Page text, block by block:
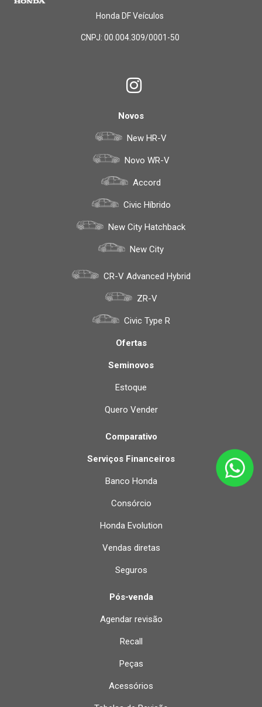
Honda DF Veículos
CNPJ: 00.004.309/0001-50
Novos
New HR-V
Novo WR-V
Accord
Civic Híbrido
New City Hatchback
New City
CR-V Advanced Hybrid
ZR-V
Civic Type R
Ofertas
Seminovos
Estoque
Quero Vender
Comparativo
Serviços Financeiros
Banco Honda
Consórcio
Honda Evolution
Vendas diretas
Seguros
Pós-venda
Agendar revisão
Recall
Peças
Acessórios